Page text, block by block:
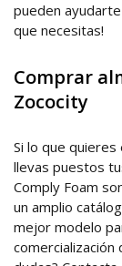
pueden
que necesitas!
Comprar
Zococity
Si lo que
llevas puestos
Comply Foam
un amplio
mejor modelo
comercialización